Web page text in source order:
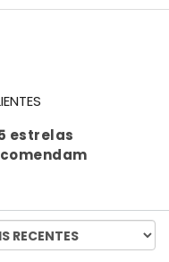
estrelas